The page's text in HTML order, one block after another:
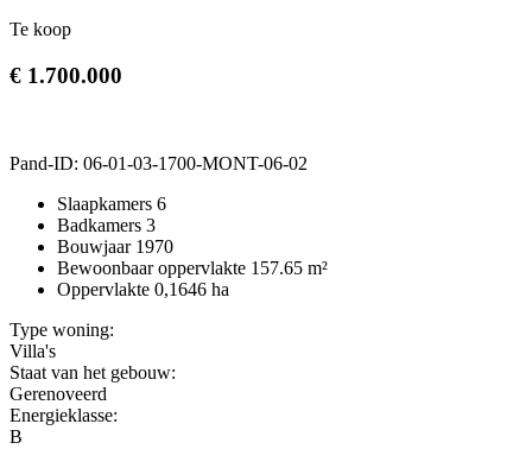
Te koop
€ 1.700.000
Pand-ID: 06-01-03-1700-MONT-06-02
Slaapkamers 6
Badkamers 3
Bouwjaar 1970
Bewoonbaar oppervlakte 157.65 m²
Oppervlakte 0,1646 ha
Type woning:
Villa's
Staat van het gebouw:
Gerenoveerd
Energieklasse:
B